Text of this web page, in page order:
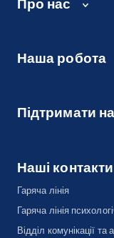
Про нас
Наша робота
Підтримати
Наші контакти
Гаряча лінія
Гаряча лінія
Відділ комунікації та